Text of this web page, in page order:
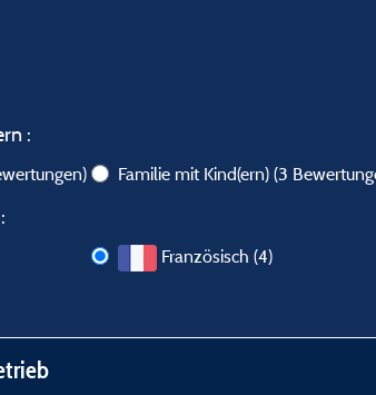
:
Familie mit Kind(ern)(3
Französisch (4)